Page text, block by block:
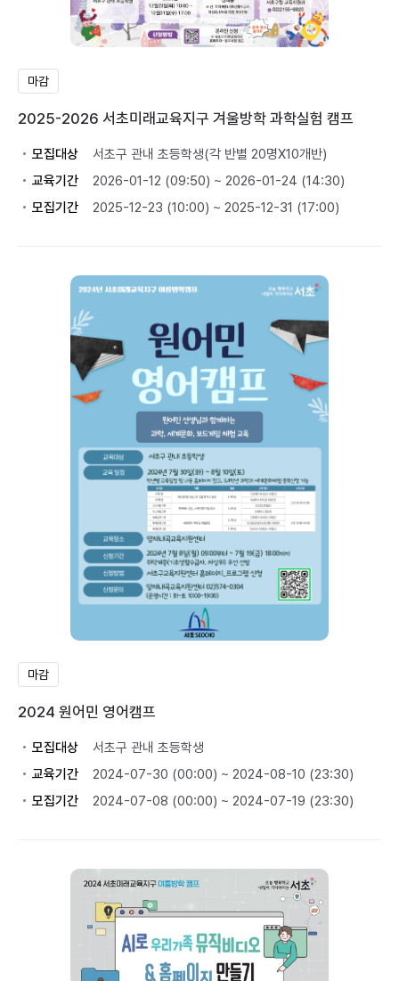
마감
2025-2026 서초미래교육지구 겨울방학 과학실험 캠프
모집대상
서초구 관내 초등학생(각 반별 20명X10개반)
교육기간
2026-01-12 (09:50) ~ 2026-01-24 (14:30)
모집기간
2025-12-23 (10:00) ~ 2025-12-31 (17:00)
마감
2024 원어민 영어캠프
모집대상
서초구 관내 초등학생
교육기간
2024-07-30 (00:00) ~ 2024-08-10 (23:30)
모집기간
2024-07-08 (00:00) ~ 2024-07-19 (23:30)